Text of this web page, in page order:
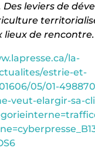
Des leviers de
lieux de rencontre.
la-
estrie-et-
05/01-
veut-elargir-sa-